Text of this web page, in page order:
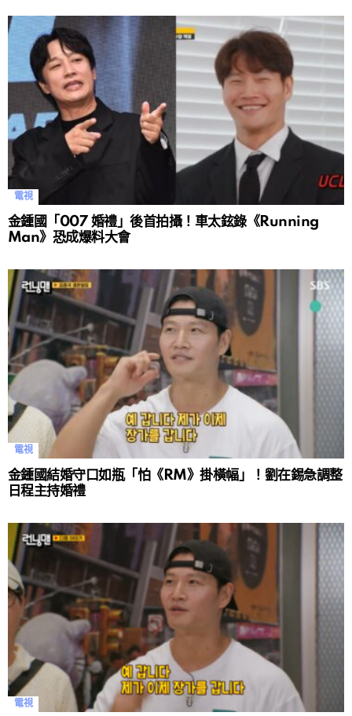
電視
金鍾國「007 婚禮」後首拍攝！車太鉉錄《Running
Man》恐成爆料大會
電視
金鍾國結婚守口如瓶「怕《RM》掛橫幅」！劉在錫急調整
日程主持婚禮
電視